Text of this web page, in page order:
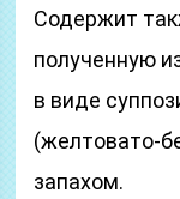
Содержит
полученную
в виде
(желтовато-
запахом.